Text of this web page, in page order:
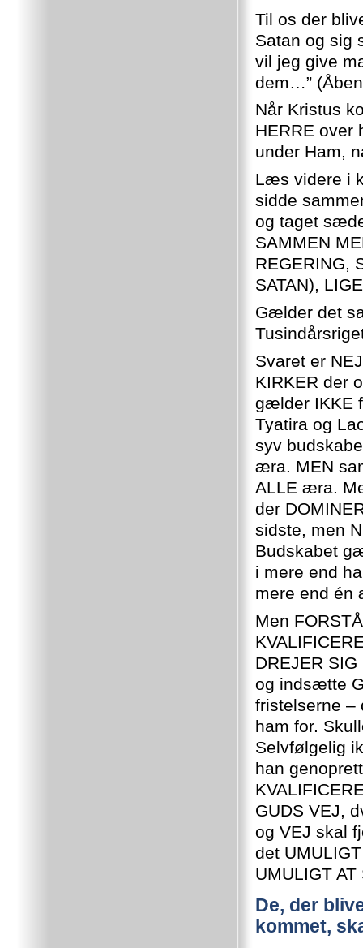
Til os der
Satan og sig
vil jeg give
dem…”
Når Kristus
HERRE over
under Ham,
Læs videre i
sidde
og taget
SAMMEN
REGERING,
SATAN),
Gælder det
Svaret er
KIRKER der
gælder IKKE
Tyatira og
syv
æra. MEN
ALLE æra.
der
sidste, men
Budskabet
i mere end
mere end én
Men
DREJER
og indsætte
fristelserne –
ham for.
Selvfølgelig
han
GUDS VEJ,
og VEJ skal
det
UMULIGT
De, der
kommet,